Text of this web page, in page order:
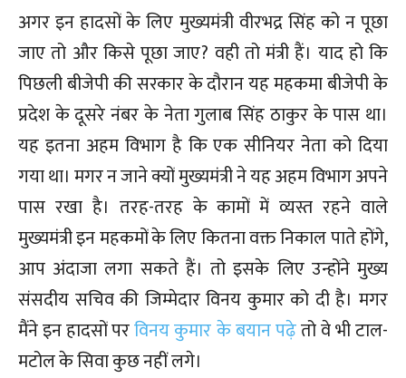
अगर इन हादसों के लिए मुख्यमंत्री वीरभद्र सिंह को न पूछा
जाए तो और किसे पूछा जाए? वही तो मंत्री हैं। याद हो कि
पिछली बीजेपी की सरकार के दौरान यह महकमा बीजेपी के
प्रदेश के दूसरे नंबर के नेता गुलाब सिंह ठाकुर के पास था।
यह इतना अहम विभाग है कि एक सीनियर नेता को दिया
गया था। मगर न जाने क्यों मुख्यमंत्री ने यह अहम विभाग अपने
पास रखा है। तरह-तरह के कामों में व्यस्त रहने वाले
मुख्यमंत्री इन महकमों के लिए कितना वक्त निकाल पाते होंगे,
आप अंदाजा लगा सकते हैं। तो इसके लिए उन्होंने मुख्य
संसदीय सचिव की जिम्मेदार विनय कुमार को दी है। मगर
मैंने इन हादसों परविनय कुमार के बयान पढ़ेतो वे भी टाल-
मटोल के सिवा कुछ नहीं लगे।